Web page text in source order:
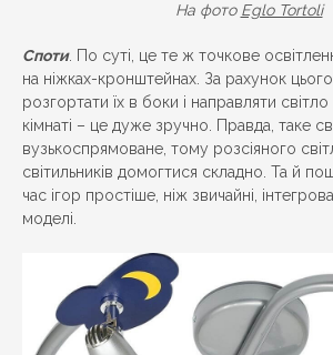
На фото Eglo Tortoli
Споти. По суті, це те ж точкове
на ніжках-кронштейнах. За рахунок
розгортати їх в боки і направляти
кімнаті – це дуже зручно. Правда, таке
вузькоспрямоване, тому розсіяного
світильників домогтися складно. Та й
час ігор простіше, ніж звичайні,
моделі.